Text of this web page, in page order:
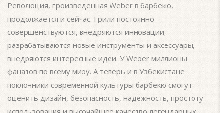
Революция, произведенная Weber в барбекю,
продолжается и сейчас. Грили постоянно
совершенствуются, внедряются инновации,
разрабатываются новые инструменты и аксессуары,
внедряются интересные идеи. У Weber миллионы
фанатов по всему миру. А теперь и в Узбекистане
поклонники современной культуры барбекю смогут
оценить дизайн, безопасность, надежность, простоту